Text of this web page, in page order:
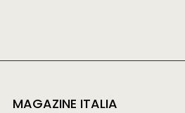
MAGAZINE ITALIA